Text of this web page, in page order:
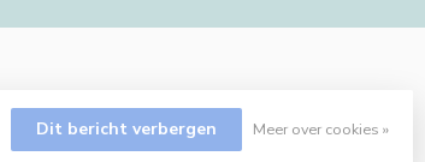
Dit bericht verbergen Meer over cookies »